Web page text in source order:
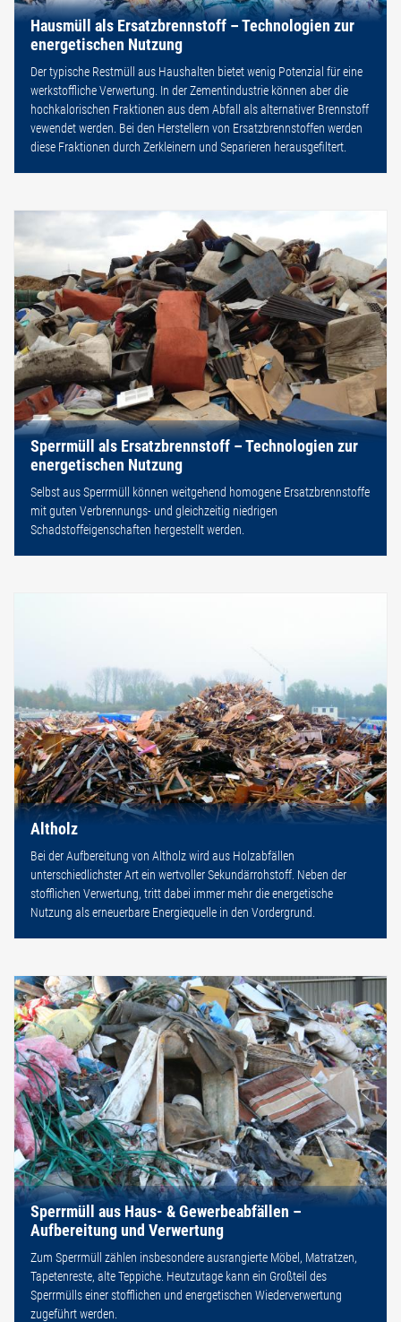
Hausmüll als Ersatzbrennstoff – Technologien zur
energetischen Nutzung
Der typische Restmüll aus Haushalten bietet wenig Potenzial für eine
werkstoffliche Verwertung. In der Zementindustrie können aber die
hochkalorischen Fraktionen aus dem Abfall als alternativer Brennstoff
vewendet werden. Bei den Herstellern von Ersatzbrennstoffen werden
diese Fraktionen durch Zerkleinern und Separieren herausgefiltert.
Sperrmüll als Ersatzbrennstoff – Technologien zur
energetischen Nutzung
Selbst aus Sperrmüll können weitgehend homogene Ersatzbrennstoffe
mit guten Verbrennungs- und gleichzeitig niedrigen
Schadstoffeigenschaften hergestellt werden.
Altholz
Bei der Aufbereitung von Altholz wird aus Holzabfällen
unterschiedlichster Art ein wertvoller Sekundärrohstoff. Neben der
stofflichen Verwertung, tritt dabei immer mehr die energetische
Nutzung als erneuerbare Energiequelle in den Vordergrund.
Sperrmüll aus Haus- & Gewerbeabfällen –
Aufbereitung und Verwertung
Zum Sperrmüll zählen insbesondere ausrangierte Möbel, Matratzen,
Tapetenreste, alte Teppiche. Heutzutage kann ein Großteil des
Sperrmülls einer stofflichen und energetischen Wiederverwertung
zugeführt werden.